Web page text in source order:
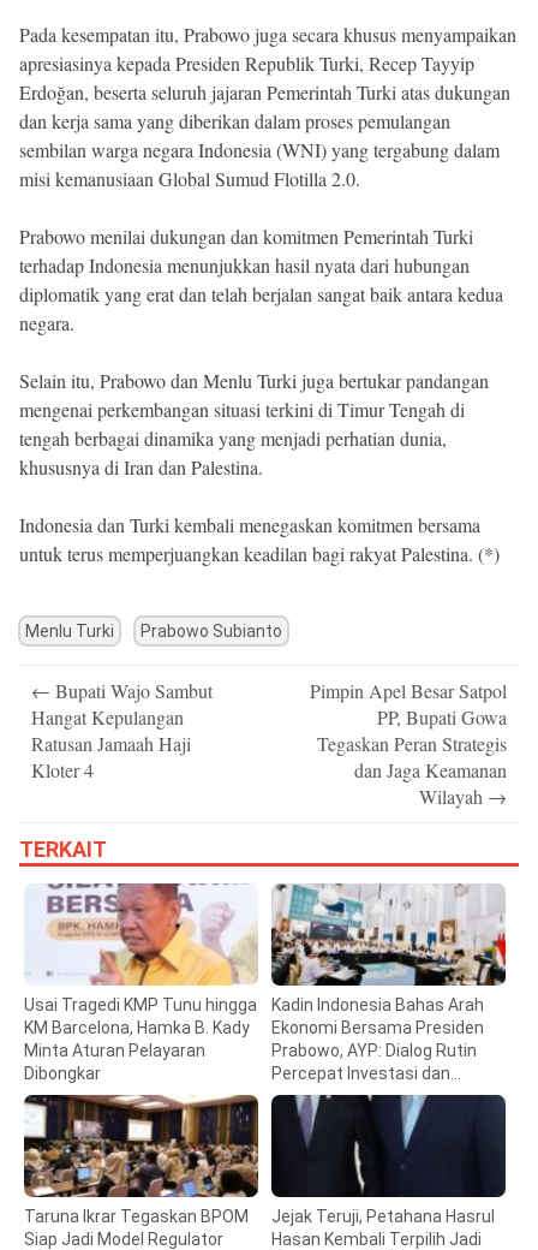
Pada kesempatan itu, Prabowo juga secara khusus menyampaikan
apresiasinya kepada Presiden Republik Turki, Recep Tayyip
Erdoğan, beserta seluruh jajaran Pemerintah Turki atas dukungan
dan kerja sama yang diberikan dalam proses pemulangan
sembilan warga negara Indonesia (WNI) yang tergabung dalam
misi kemanusiaan Global Sumud Flotilla 2.0.
Prabowo menilai dukungan dan komitmen Pemerintah Turki
terhadap Indonesia menunjukkan hasil nyata dari hubungan
diplomatik yang erat dan telah berjalan sangat baik antara kedua
negara.
Selain itu, Prabowo dan Menlu Turki juga bertukar pandangan
mengenai perkembangan situasi terkini di Timur Tengah di
tengah berbagai dinamika yang menjadi perhatian dunia,
khususnya di Iran dan Palestina.
Indonesia dan Turki kembali menegaskan komitmen bersama
untuk terus memperjuangkan keadilan bagi rakyat Palestina. (*)
Menlu Turki Prabowo Subianto
navigation
← Bupati Wajo Sambut
Hangat Kepulangan
Ratusan Jamaah Haji
Kloter 4
Pimpin Apel Besar Satpol
PP, Bupati Gowa
Tegaskan Peran Strategis
dan Jaga Keamanan
Wilayah →
TERKAIT
Usai Tragedi KMP Tunu hingga
KM Barcelona, Hamka B. Kady
Minta Aturan Pelayaran
Dibongkar
Kadin Indonesia Bahas Arah
Ekonomi Bersama Presiden
Prabowo, AYP: Dialog Rutin
Percepat Investasi dan
Pertumbuhan
Taruna Ikrar Tegaskan BPOM
Siap Jadi Model Regulator
Jejak Teruji, Petahana Hasrul
Hasan Kembali Terpilih Jadi